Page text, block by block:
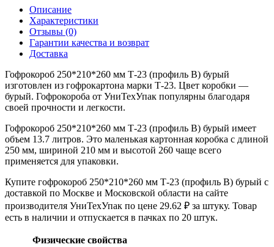
Описание
Характеристики
Отзывы (0)
Гарантии качества и возврат
Доставка
Гофрокороб 250*210*260 мм Т-23 (профиль B) бурый
изготовлен из гофрокартона марки Т-23. Цвет коробки —
бурый. Гофрокороба от УниТехУпак популярны благодаря
своей прочности и легкости.
Гофрокороб 250*210*260 мм Т-23 (профиль B) бурый имеет
объем 13.7 литров. Это маленькая картонная коробка с длиной
250 мм, шириной 210 мм и высотой 260 чаще всего
применяется для упаковки.
Купите гофрокороб 250*210*260 мм Т-23 (профиль B) бурый с
доставкой по Москве и Московской области на сайте
производителя УниТехУпак по цене 29.62 ₽ за штуку. Товар
есть в наличии и отпускается в пачках по 20 штук.
Физические свойства